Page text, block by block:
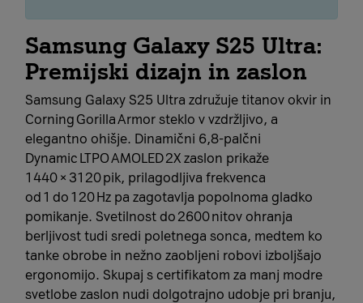
Samsung Galaxy S25 Ultra:
Premijski dizajn in zaslon
Samsung Galaxy S25 Ultra združuje titanov okvir in
Corning Gorilla Armor steklo v vzdržljivo, a
elegantno ohišje. Dinamični 6,8‑palčni
Dynamic LTPO AMOLED 2X zaslon prikaže
1440 × 3120 pik, prilagodljiva frekvenca
od 1 do 120 Hz pa zagotavlja popolnoma gladko
pomikanje. Svetilnost do 2600 nitov ohranja
berljivost tudi sredi poletnega sonca, medtem ko
tanke obrobe in nežno zaobljeni robovi izboljšajo
ergonomijo. Skupaj s certifikatom za manj modre
svetlobe zaslon nudi dolgotrajno udobje pri branju,